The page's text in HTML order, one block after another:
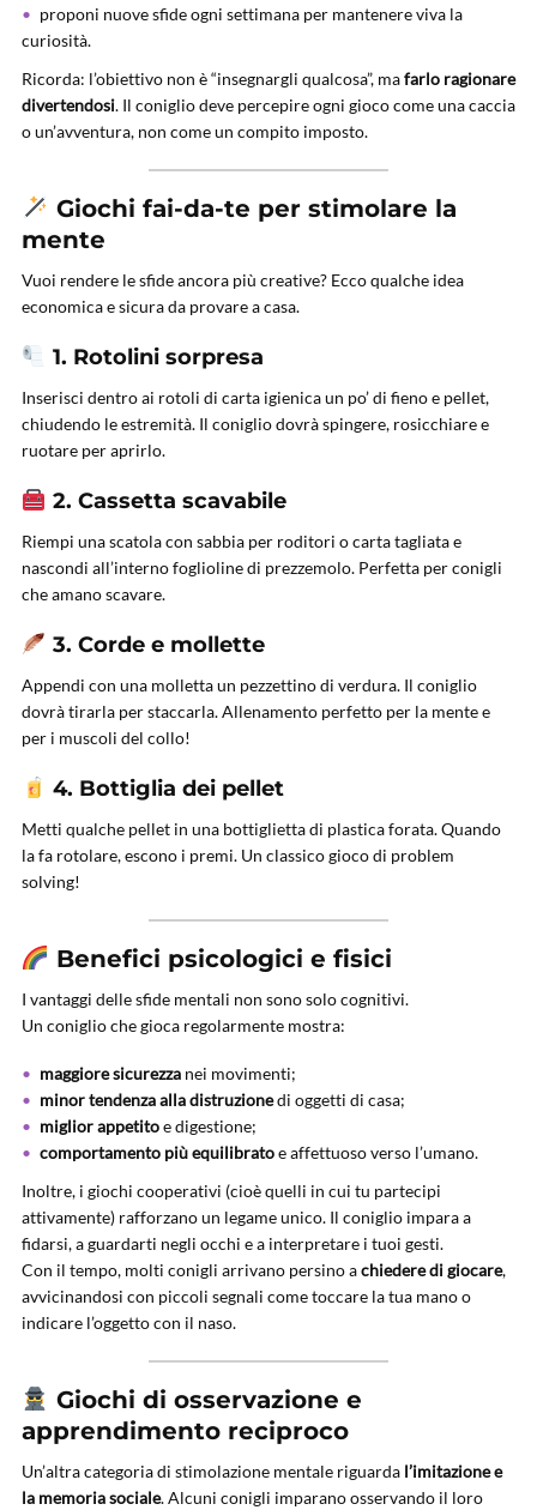
proponi nuove sfide ogni settimana per mantenere viva la
curiosità.
Ricorda: l’obiettivo non è “insegnargli qualcosa”, mafarlo ragionare
divertendosi. Il coniglio deve percepire ogni gioco come una caccia
o un’avventura, non come un compito imposto.
Giochi fai-da-te per stimolare la
mente
Vuoi rendere le sfide ancora più creative? Ecco qualche idea
economica e sicura da provare a casa.
1. Rotolini sorpresa
Inserisci dentro ai rotoli di carta igienica un po’ di fieno e pellet,
chiudendo le estremità. Il coniglio dovrà spingere, rosicchiare e
ruotare per aprirlo.
2. Cassetta scavabile
Riempi una scatola con sabbia per roditori o carta tagliata e
nascondi all’interno foglioline di prezzemolo. Perfetta per conigli
che amano scavare.
3. Corde e mollette
Appendi con una molletta un pezzettino di verdura. Il coniglio
dovrà tirarla per staccarla. Allenamento perfetto per la mente e
per i muscoli del collo!
4. Bottiglia dei pellet
Metti qualche pellet in una bottiglietta di plastica forata. Quando
la fa rotolare, escono i premi. Un classico gioco di problem
solving!
Benefici psicologici e fisici
I vantaggi delle sfide mentali non sono solo cognitivi.
Un coniglio che gioca regolarmente mostra:
maggiore sicurezza nei movimenti;
minor tendenza alla distruzionedi oggetti di casa;
miglior appetitoe digestione;
comportamento più equilibratoe affettuoso verso l’umano.
Inoltre, i giochi cooperativi (cioè quelli in cui tu partecipi
attivamente) rafforzano un legame unico. Il coniglio impara a
fidarsi, a guardarti negli occhi e a interpretare i tuoi gesti.
Con il tempo, molti conigli arrivano persino achiedere di giocare,
avvicinandosi con piccoli segnali come toccare la tua mano o
indicare l’oggetto con il naso.
Giochi di osservazione e
apprendimento reciproco
Un’altra categoria di stimolazione mentale riguarda l’imitazione e
la memoria sociale. Alcuni conigli imparano osservando il loro